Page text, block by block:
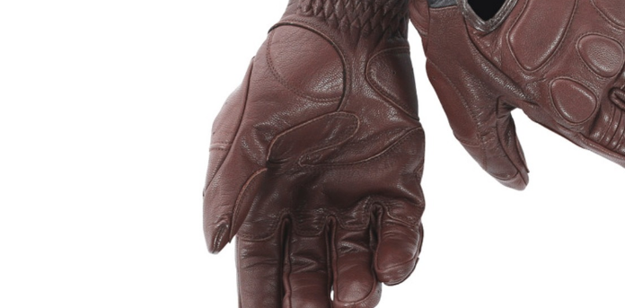
Scarpe
Stivali Racing
Stivali Touring
Pantaloni
Sottocasco
Sottoguanti